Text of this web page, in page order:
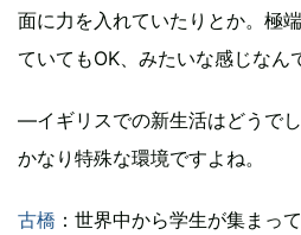
面に力を入れていたりとか。極
ていてもOK、みたいな感じなん
―イギリスでの新生活はどうで
かなり特殊な環境ですよね。
古橋 ：世界中から学生が集まっ